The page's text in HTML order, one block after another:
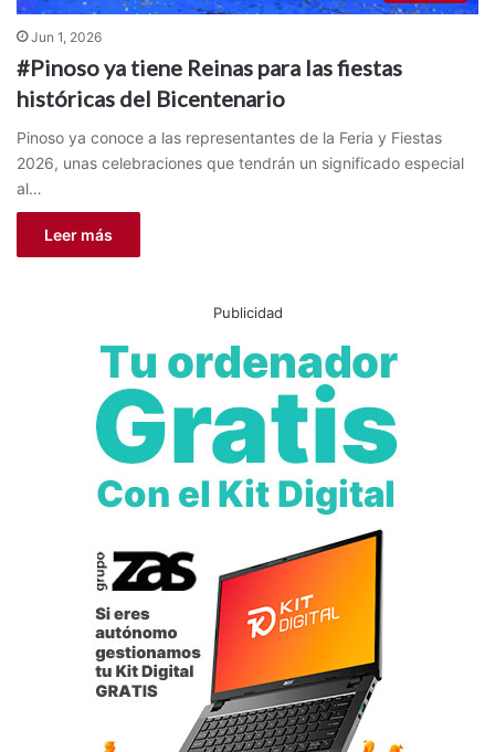
Jun 1, 2026
#Pinoso ya tiene Reinas para las fiestas
históricas del Bicentenario
Pinoso ya conoce a las representantes de la Feria y Fiestas
2026, unas celebraciones que tendrán un significado especial
al…
Leer más
Publicidad